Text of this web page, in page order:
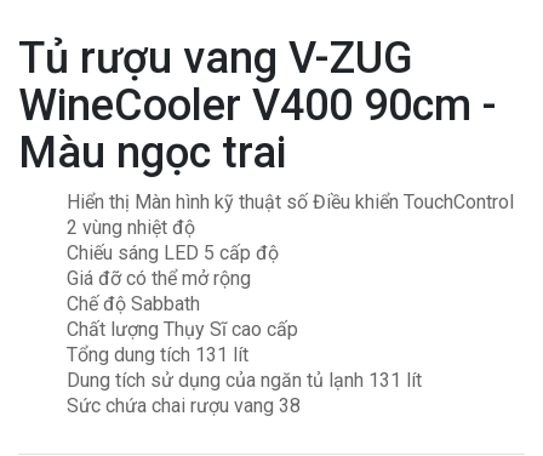
Tủ rượu vang V-ZUG
WineCooler V400 90cm -
Màu ngọc trai
Hiển thị Màn hình kỹ thuật số Điều khiển TouchControl
2 vùng nhiệt độ
Chiếu sáng LED 5 cấp độ
Giá đỡ có thể mở rộng
Chế độ Sabbath
Chất lượng Thụy Sĩ cao cấp
Tổng dung tích 131 lít
Dung tích sử dụng của ngăn tủ lạnh 131 lít
Sức chứa chai rượu vang 38